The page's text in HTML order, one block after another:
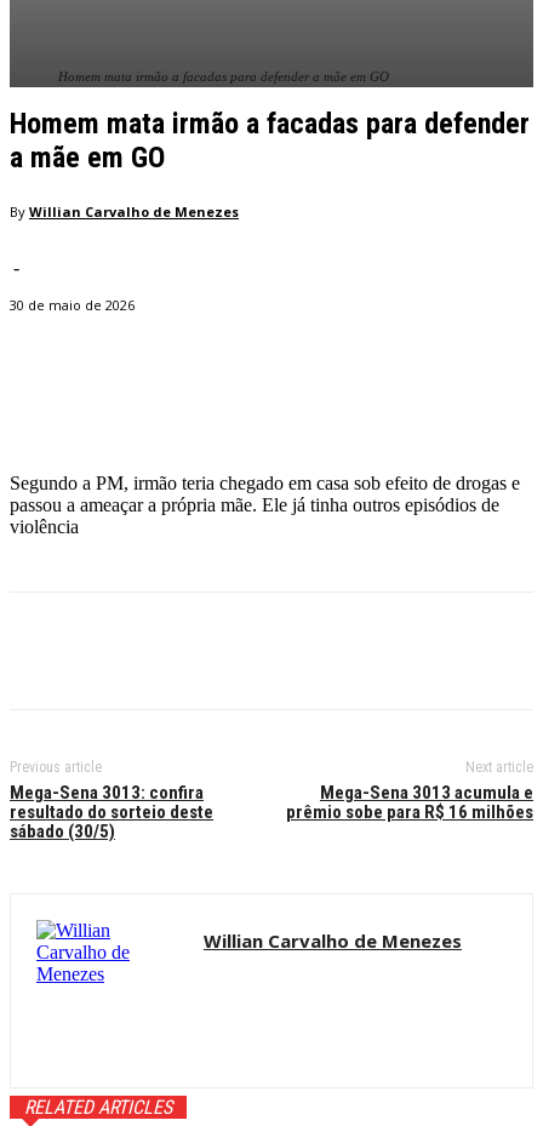
Homem mata irmão a facadas para defender a mãe em GO
Homem mata irmão a facadas para defender
a mãe em GO
By Willian Carvalho de Menezes
-
30 de maio de 2026
Segundo a PM, irmão teria chegado em casa sob efeito de drogas e
passou a ameaçar a própria mãe. Ele já tinha outros episódios de
violência
Previous article
Mega-Sena 3013: confira
resultado do sorteio deste
sábado (30/5)
Next article
Mega-Sena 3013 acumula e
prêmio sobe para R$ 16 milhões
Willian Carvalho de Menezes
RELATED ARTICLES